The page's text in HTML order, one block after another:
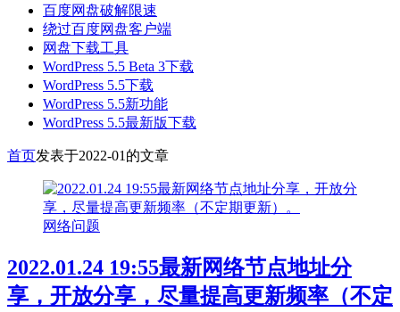
百度网盘破解限速
绕过百度网盘客户端
网盘下载工具
WordPress 5.5 Beta 3下载
WordPress 5.5下载
WordPress 5.5新功能
WordPress 5.5最新版下载
首页发表于2022-01的文章
网络问题
2022.01.24 19:55最新网络节点地址分
享，开放分享，尽量提高更新频率（不定